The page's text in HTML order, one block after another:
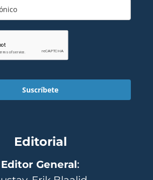
Suscríbete
Editorial
Editor General: